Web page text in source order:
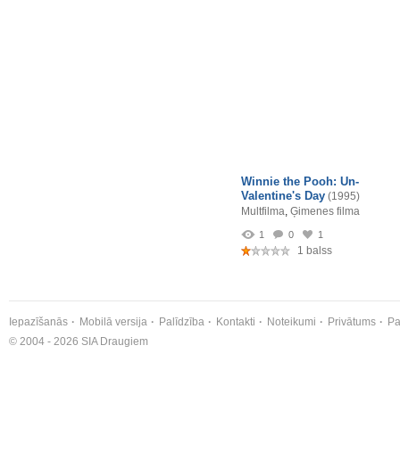
Winnie the Pooh: Un-
Valentine's Day (1995)
Multfilma, Ģimenes filma
1 0 1
1 balss
Iepazīšanās Mobilā versija Palīdzība Kontakti Noteikumi Privātums
© 2004 - 2026 SIA Draugiem